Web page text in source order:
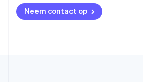
Neem contact op
België
NederlandsFrançais Deutsch